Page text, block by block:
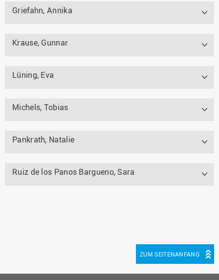
Griefahn, Annika
Krause, Gunnar
Lüning, Eva
Michels, Tobias
Pankrath, Natalie
Ruiz de los Panos Bargueno, Sara
ZUM SEITENANFANG